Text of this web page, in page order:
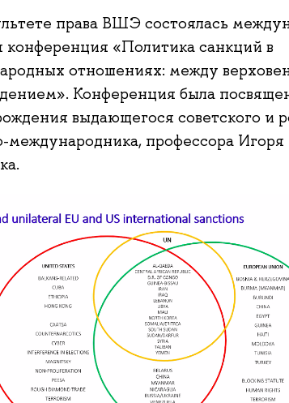
права ВШЭ состоялась
конференция «Политика санкций в
отношениях: между
Конференция была
выдающегося советского и
международника, профессора Игоря